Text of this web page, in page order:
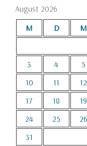
August 2026
M
D M
3
4 5
10
11 12
17
18 19
24
25 26
31